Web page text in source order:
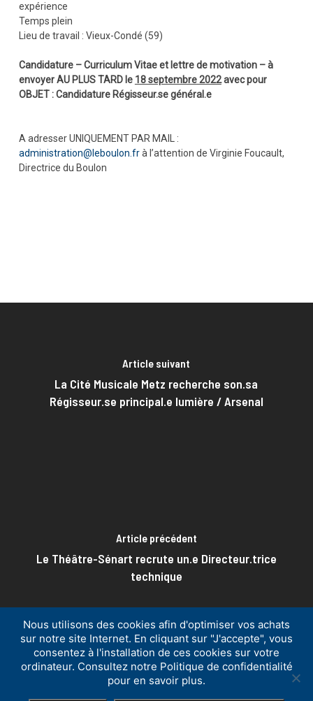
expérience
Temps plein
Lieu de travail : Vieux-Condé (59)
Candidature – Curriculum Vitae et lettre de motivation – à
envoyer AU PLUS TARD le 18 septembre 2022avec pour
OBJET : Candidature Régisseur.se général.e
A adresser UNIQUEMENT PAR MAIL :
administration@leboulon.frà l’attention de Virginie Foucault,
Directrice du Boulon
Article suivant
La Cité Musicale Metz recherche son.sa
Régisseur.se principal.e lumière / Arsenal
Article précédent
Le Théâtre-Sénart recrute un.e Directeur.trice
technique
Politique de confidentialité-Mentions légales
Nous utilisons des cookies afin d'optimiser vos achats
sur notre site Internet. En cliquant sur "J'accepte", vous
consentez à l'installation de ces cookies sur votre
ordinateur. Consultez notre Politique de confidentialité
pour en savoir plus.